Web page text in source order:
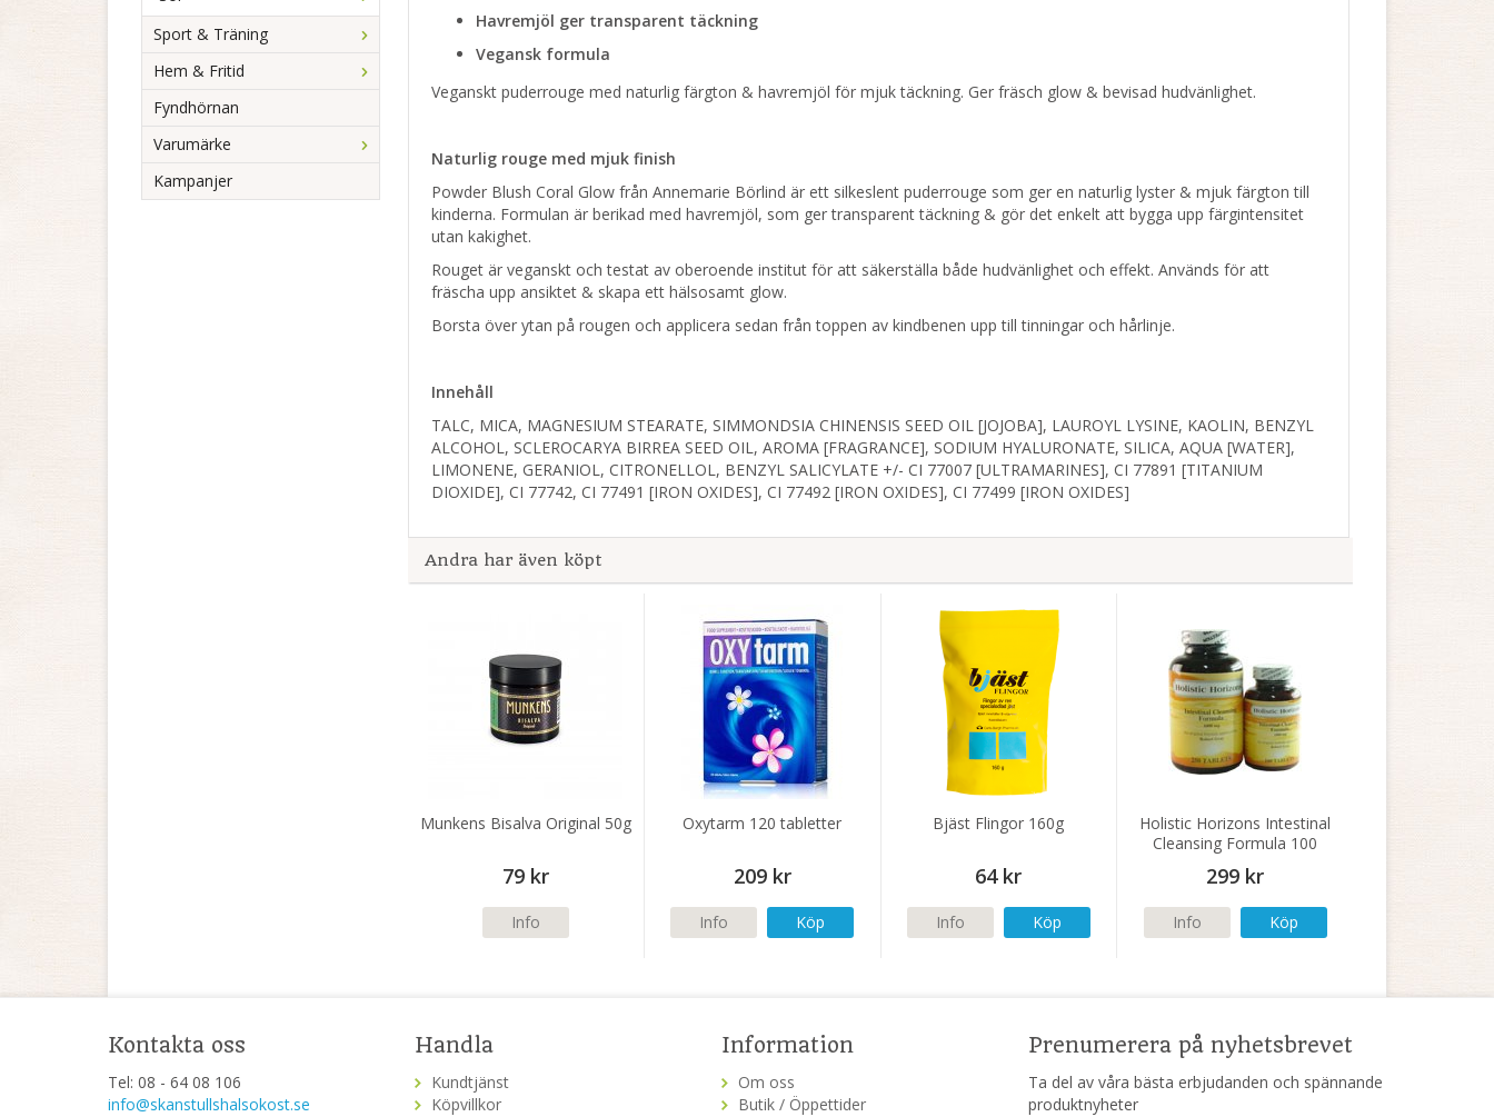
Sport & Träning
Hem & Fritid
Fyndhörnan
Varumärke
Kampanjer
Havremjöl ger transparent täckning
Vegansk formula
Veganskt puderrouge med naturlig färgton & havremjöl för mjuk täckning. Ger fräsch glow & bevisad hudvänlighet.
Naturlig rouge med mjuk finish
Powder Blush Coral Glow från Annemarie Börlind är ett silkeslent puderrouge som ger en naturlig lyster & mjuk färgton till
kinderna. Formulan är berikad med havremjöl, som ger transparent täckning & gör det enkelt att bygga upp färgintensitet
utan kakighet.
Rouget är veganskt och testat av oberoende institut för att säkerställa både hudvänlighet och effekt. Används för att
fräscha upp ansiktet & skapa ett hälsosamt glow.
Borsta över ytan på rougen och applicera sedan från toppen av kindbenen upp till tinningar och hårlinje.
Innehåll
TALC, MICA, MAGNESIUM STEARATE, SIMMONDSIA CHINENSIS SEED OIL [JOJOBA], LAUROYL LYSINE, KAOLIN, BENZYL
ALCOHOL, SCLEROCARYA BIRREA SEED OIL, AROMA [FRAGRANCE], SODIUM HYALURONATE, SILICA, AQUA [WATER],
LIMONENE, GERANIOL, CITRONELLOL, BENZYL SALICYLATE +/- CI 77007 [ULTRAMARINES], CI 77891 [TITANIUM
DIOXIDE], CI 77742, CI 77491 [IRON OXIDES], CI 77492 [IRON OXIDES], CI 77499 [IRON OXIDES]
Andra har även köpt
Munkens Bisalva Original 50g
79 kr
Info
Oxytarm 120 tabletter
209 kr
Info Köp
Bjäst Flingor 160g
64 kr
Info Köp
Holistic Horizons Intestinal
Cleansing Formula 100
tabletter
299 kr
Info Köp
Kontakta oss
Tel: 08 - 64 08 106
info@skanstullshalsokost.se
Handla
Kundtjänst
Köpvillkor
Information
Om oss
Butik / Öppettider
Prenumerera på nyhetsbrevet
Ta del av våra bästa erbjudanden och spännande
produktnyheter